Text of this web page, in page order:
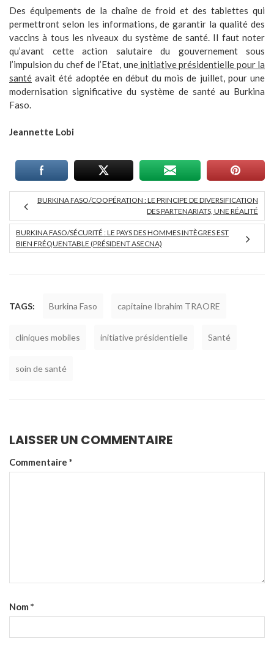
Des équipements de la chaîne de froid et des tablettes qui
permettront selon les informations, de garantir la qualité des
vaccins à tous les niveaux du système de santé. Il faut noter
qu’avant cette action salutaire du gouvernement sous
l’impulsion du chef de l’Etat, uneinitiative présidentielle pour la
santé avait été adoptée en début du mois de juillet, pour une
modernisation significative du système de santé au Burkina
Faso.
Jeannette Lobi
BURKINA FASO/COOPÉRATION : LE PRINCIPE DE DIVERSIFICATION
DES PARTENARIATS, UNE RÉALITÉ
BURKINA FASO/SÉCURITÉ : LE PAYS DES HOMMES INTÈGRES EST
BIEN FRÉQUENTABLE (PRÉSIDENT ASECNA)
TAGS: Burkina Faso capitaine Ibrahim TRAORE
cliniques mobiles initiative présidentielle Santé
soin de santé
LAISSER UN COMMENTAIRE
Commentaire *
Nom *